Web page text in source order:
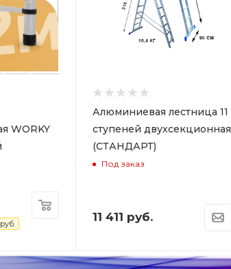
WORKY
Алюминиевая лестница 11
ступеней двухсекционная
(СТАНДАРТ)
Под заказ
11 411 руб.